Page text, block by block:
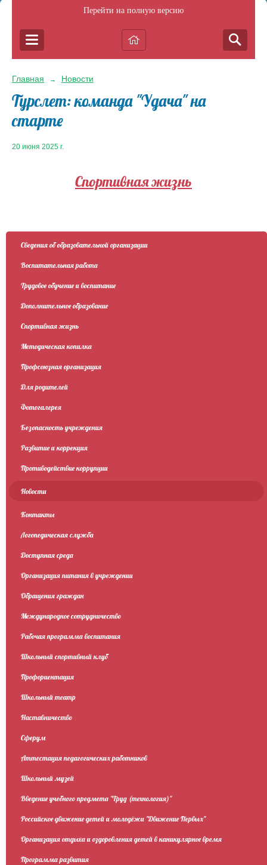
Перейти на полную версию
Главная → Новости
Турслет: команда "Удача" на
старте
20 июня 2025 г.
Спортивная жизнь
Сведения об образовательной организации
Воспитательная работа
Трудовое обучение и воспитание
Дополнительное образование
Спортивная жизнь
Методическая копилка
Профсоюзная организация
Для родителей
Фотогалерея
Безопасность учреждения
Развитие и коррекция
Противодействие коррупции
Новости
Контакты
Логопедическая служба
Доступная среда
Организация питания в учреждении
Обращения граждан
Международное сотрудничество
Рабочая программа воспитания
Школьный спортивный клуб
Профориентация
Школьный театр
Наставничество
Сферум
Аттестация педагогических работников
Школьный музей
Введение учебного предмета "Труд (технология)"
Российское движение детей и молодёжи "Движение Первых"
Организация отдыха и оздоровления детей в каникулярное время
Программа развития